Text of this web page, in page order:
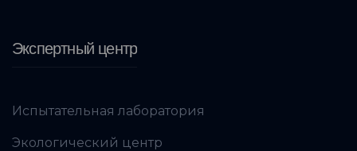
Экспертный центр
Испытательная лаборатория
Экологический центр